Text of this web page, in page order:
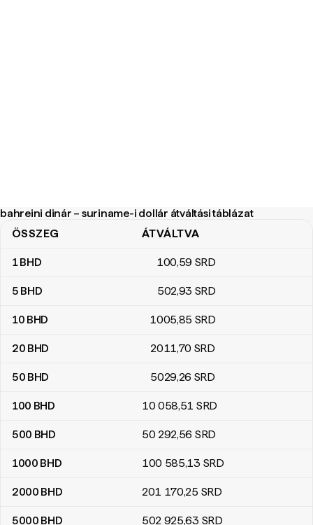
bahreini dinár – suriname-i dollár átváltási táblázat
bahreini dinár – suriname-i dollár átváltási táblázat
ÖSSZEG ÁTVÁLTVA
1BHD 100,59 SRD
5 BHD 502,93 SRD
10 BHD 1005,85 SRD
20 BHD 2011,70 SRD
50 BHD 5029,26 SRD
100 BHD 10 058,51 SRD
500 BHD 50 292,56 SRD
1000 BHD 100 585,13 SRD
2000 BHD 201 170,25 SRD
5000 BHD 502 925,63 SRD